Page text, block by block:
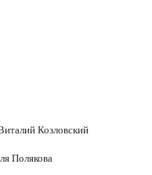
Козловский
Полякова